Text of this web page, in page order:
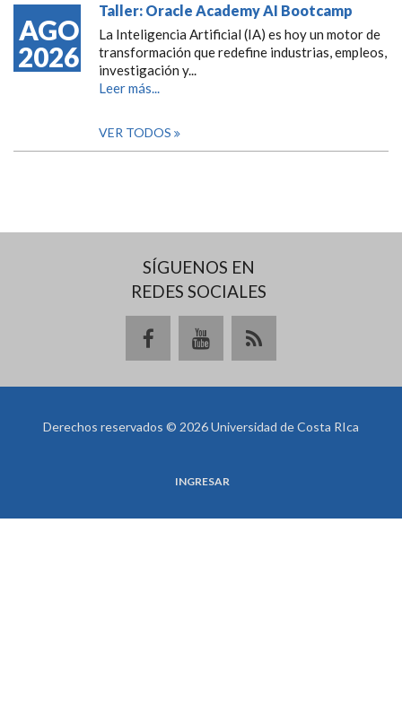
AGO
2026
Taller: Oracle Academy AI Bootcamp
La Inteligencia Artificial (IA) es hoy un motor de
transformación que redefine industrias, empleos,
investigación y...
Leer más...
VER TODOS
SÍGUENOS EN
REDES SOCIALES
Derechos reservados © 2026 Universidad de Costa RIca
INGRESAR